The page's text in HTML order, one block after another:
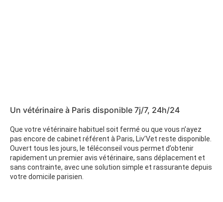
Un vétérinaire à Paris disponible 7j/7, 24h/24
Que votre vétérinaire habituel soit fermé ou que vous n’ayez
pas encore de cabinet référent à Paris, Liv’Vet reste disponible.
Ouvert tous les jours, le téléconseil vous permet d’obtenir
rapidement un premier avis vétérinaire, sans déplacement et
sans contrainte, avec une solution simple et rassurante depuis
votre domicile parisien.